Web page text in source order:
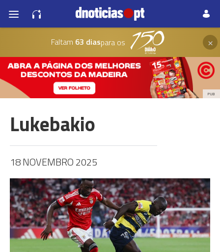
Faltam 63 diaspara os ×
PUB
Lukebakio
18 NOVEMBRO 2025